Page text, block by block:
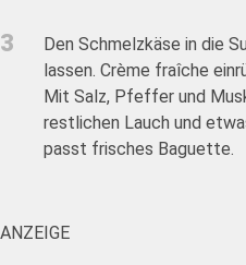
3
Den Schmelzkäse in die
lassen. Crème fraîche
Mit Salz, Pfeffer und
restlichen Lauch und
passt frisches Baguette.
ANZEIGE